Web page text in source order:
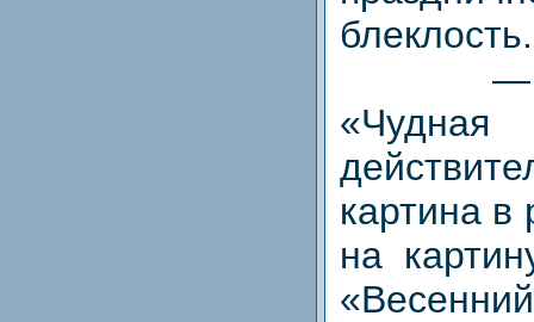
блеклость.
—
картина
на